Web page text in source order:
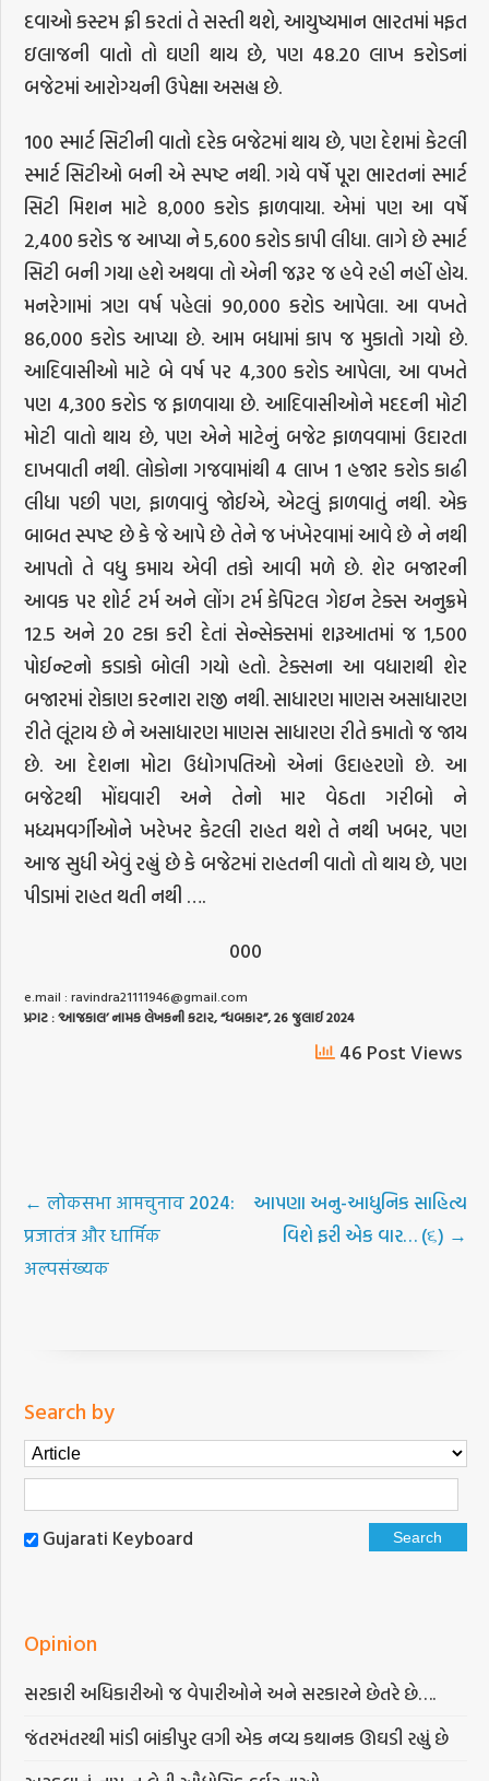
દવાઓ કસ્ટમ ફ્રી કરતાં તે સસ્તી થશે, આયુષ્યમાન ભારતમાં મફત
ઇલાજની વાતો તો ઘણી થાય છે, પણ 48.20 લાખ કરોડનાં
બજેટમાં આરોગ્યની ઉપેક્ષા અસહ્ય છે.
100 સ્માર્ટ સિટીની વાતો દરેક બજેટમાં થાય છે, પણ દેશમાં કેટલી
સ્માર્ટ સિટીઓ બની એ સ્પષ્ટ નથી. ગયે વર્ષે પૂરા ભારતનાં સ્માર્ટ
સિટી મિશન માટે 8,000 કરોડ ફાળવાયા. એમાં પણ આ વર્ષે
2,400 કરોડ જ આપ્યા ને 5,600 કરોડ કાપી લીધા. લાગે છે સ્માર્ટ
સિટી બની ગયા હશે અથવા તો એની જરૂર જ હવે રહી નહીં હોય.
મનરેગામાં ત્રણ વર્ષ પહેલાં 90,000 કરોડ આપેલા. આ વખતે
86,000 કરોડ આપ્યા છે. આમ બધામાં કાપ જ મુકાતો ગયો છે.
આદિવાસીઓ માટે બે વર્ષ પર 4,300 કરોડ આપેલા, આ વખતે
પણ 4,300 કરોડ જ ફાળવાયા છે. આદિવાસીઓને મદદની મોટી
મોટી વાતો થાય છે, પણ એને માટેનું બજેટ ફાળવવામાં ઉદારતા
દાખવાતી નથી. લોકોના ગજવામાંથી 4 લાખ 1 હજાર કરોડ કાઢી
લીધા પછી પણ, ફાળવાવું જોઈએ, એટલું ફાળવાતું નથી. એક
બાબત સ્પષ્ટ છે કે જે આપે છે તેને જ ખંખેરવામાં આવે છે ને નથી
આપતો તે વધુ કમાય એવી તકો આવી મળે છે. શેર બજારની
આવક પર શોર્ટ ટર્મ અને લોંગ ટર્મ કેપિટલ ગેઇન ટેક્સ અનુક્રમે
12.5 અને 20 ટકા કરી દેતાં સેન્સેક્સમાં શરૂઆતમાં જ 1,500
પોઈન્ટનો કડાકો બોલી ગયો હતો. ટેક્સના આ વધારાથી શેર
બજારમાં રોકાણ કરનારા રાજી નથી. સાધારણ માણસ અસાધારણ
રીતે લૂંટાય છે ને અસાધારણ માણસ સાધારણ રીતે કમાતો જ જાય
છે. આ દેશના મોટા ઉદ્યોગપતિઓ એનાં ઉદાહરણો છે. આ
બજેટથી મોંઘવારી અને તેનો માર વેઠતા ગરીબો ને
મધ્યમવર્ગીઓને ખરેખર કેટલી રાહત થશે તે નથી ખબર, પણ
આજ સુધી એવું રહ્યું છે કે બજેટમાં રાહતની વાતો તો થાય છે, પણ
પીડામાં રાહત થતી નથી ….
000
e.mail :ravindra21111946@gmail.com
પ્રગટ : ‘આજકાલ’નામકલેખકનીકટાર, “ધબકાર”, 26જુલાઈ2024
46 Post Views
← लोकसभा आमचुनाव 2024:
प्रजातंत्र और धार्मिक
अल्पसंख्यक
આપણા અનુ-આધુનિક સાહિત્ય
વિશે ફરી એક વાર… (૬) →
Search by
Gujarati Keyboard
Opinion
સરકારી અધિકારીઓ જ વેપારીઓને અને સરકારને છેતરે છે….
જંતરમંતરથી માંડી બાંકીપુર લગી એક નવ્ય કથાનક ઊઘડી રહ્યું છે